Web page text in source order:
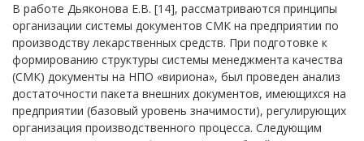
В работе Дьяконова Е.В. [14], рассматриваются принципы
организации системы документов СМК на предприятии по
производству лекарственных средств. При подготовке к
формированию структуры системы менеджмента качества
(СМК) документы на НПО «вириона», был проведен анализ
достаточности пакета внешних документов, имеющихся на
предприятии (базовый уровень значимости), регулирующих
организация производственного процесса. Следующим